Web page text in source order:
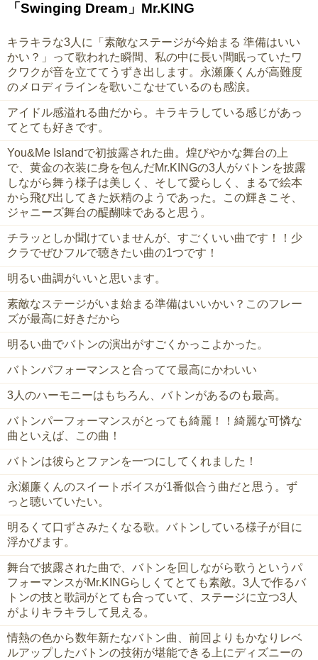
「Swinging Dream」Mr.KING
キラキラな3人に「素敵なステージが今始まる 準備はいい
かい？」って歌われた瞬間、私の中に長い間眠っていたワ
クワクが音を立ててうずき出します。永瀬廉くんが高難度
のメロディラインを歌いこなせているのも感涙。
アイドル感溢れる曲だから。キラキラしている感じがあっ
てとても好きです。
You&Me Islandで初披露された曲。煌びやかな舞台の上
で、黄金の衣装に身を包んだMr.KINGの3人がバトンを披露
しながら舞う様子は美しく、そして愛らしく、まるで絵本
から飛び出してきた妖精のようであった。この輝きこそ、
ジャニーズ舞台の醍醐味であると思う。
チラッとしか聞けていませんが、すごくいい曲です！！少
クラでぜひフルで聴きたい曲の1つです！
明るい曲調がいいと思います。
素敵なステージがいま始まる準備はいいかい？このフレー
ズが最高に好きだから
明るい曲でバトンの演出がすごくかっこよかった。
バトンパフォーマンスと合ってて最高にかわいい
3人のハーモニーはもちろん、バトンがあるのも最高。
バトンパーフォーマンスがとっても綺麗！！綺麗な可憐な
曲といえば、この曲！
バトンは彼らとファンを一つにしてくれました！
永瀬廉くんのスイートボイスが1番似合う曲だと思う。ず
っと聴いていたい。
明るくて口ずさみたくなる歌。バトンしている様子が目に
浮かびます。
舞台で披露された曲で、バトンを回しながら歌うというパ
フォーマンスがMr.KINGらしくてとても素敵。3人で作るバ
トンの技と歌詞がとても合っていて、ステージに立つ3人
がよりキラキラして見える。
情熱の色から数年新たなバトン曲、前回よりもかなりレベ
ルアップしたバトンの技術が堪能できる上にディズニーの